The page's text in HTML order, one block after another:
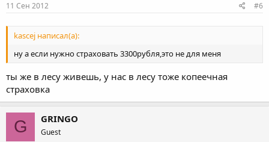
11 Сен 2012 #6
kascej написал(а):
ну а если нужно страховать 3300рубля,это не для меня
ты же в лесу живешь, у нас в лесу тоже копеечная
страховка
G GRINGO
Guest